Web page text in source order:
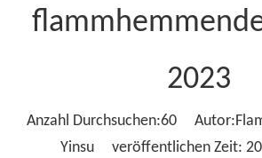
2023
Anzahl Durchsuchen:60
Yinsu veröffentlichen Zeit: